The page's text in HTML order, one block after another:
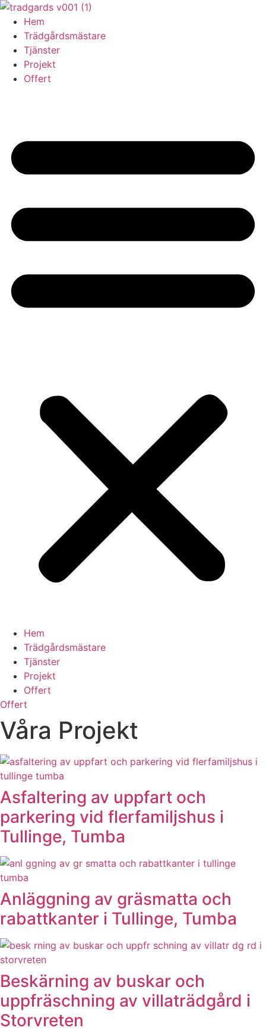
Skip
content
Hem
Trädgårdsmästare
Tjänster
Projekt
Offert
Hem
Trädgårdsmästare
Tjänster
Projekt
Offert
Offert
Våra Projekt
Asfaltering av uppfart och
parkering vid flerfamiljshus i
Tullinge, Tumba
Anläggning av gräsmatta och
rabattkanter i Tullinge, Tumba
Beskärning av buskar och
uppfräschning av villaträdgård i
Storvreten